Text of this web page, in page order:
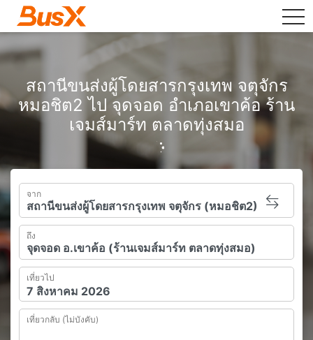
สถานีขนส่งผู้โดยสารกรุงเทพ จตุจักร
หมอชิต2 ไป จุดจอด อำเภอเขาค้อ ร้าน
เจมส์มาร์ท ตลาดทุ่งสมอ
จาก
ถึง
เที่ยวไป
เที่ยวกลับ (ไม่บังคับ)